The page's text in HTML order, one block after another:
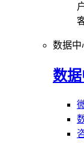
数据中
数